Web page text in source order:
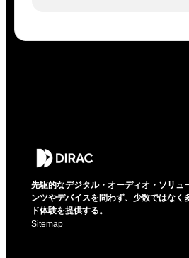
先駆的なデジタル・オーディオ・ソリュ
ンツやデバイスを問わず、少数ではなく
ド体験を提供する。
Sitemap